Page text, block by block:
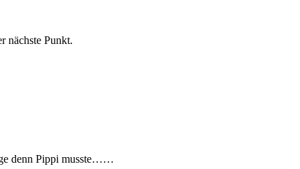
nächste Punkt.
denn Pippi musste……